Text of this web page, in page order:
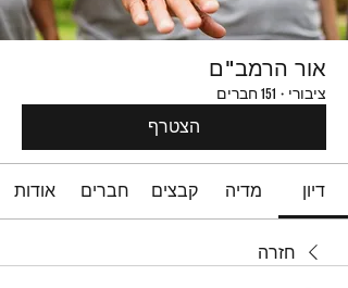
אור הרמב"ם
ציבורי · 151 חברים
הצטרף
דיון מדיה קבצים חברים אודות
חזרה